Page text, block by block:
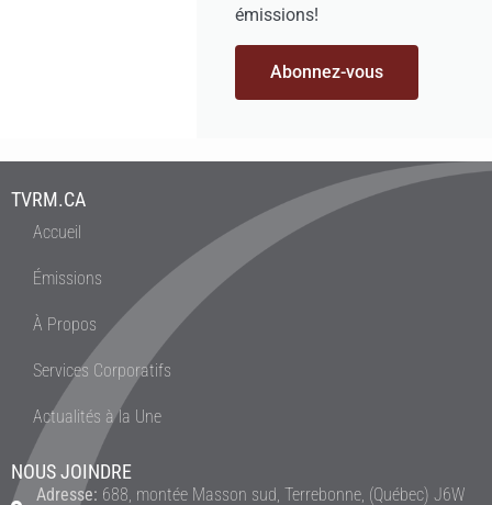
émissions!
Abonnez-vous
TVRM.CA
Accueil
Émissions
À Propos
Services Corporatifs
Actualités à la Une
NOUS JOINDRE
Adresse: 688, montée Masson sud, Terrebonne, (Québec) J6W